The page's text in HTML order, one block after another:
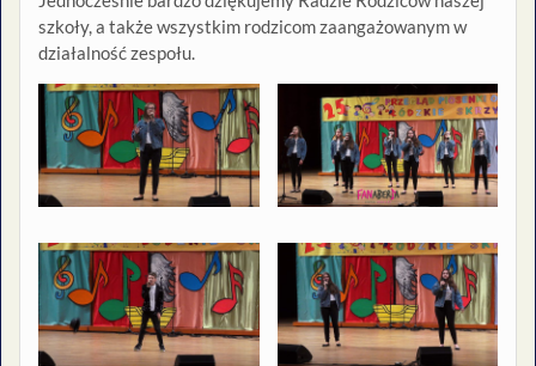
szkoły, a także wszystkim rodzicom zaangażowanym w
działalność zespołu.